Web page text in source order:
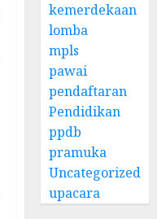
kemerdekaan
lomba
mpls
pawai
pendaftaran
Pendidikan
ppdb
pramuka
Uncategorized
upacara